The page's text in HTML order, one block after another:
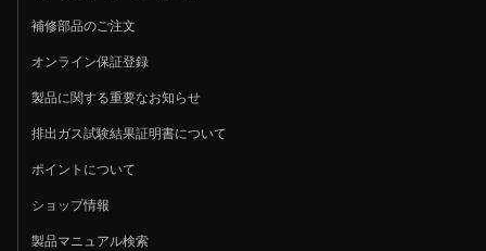
補修部品のご注文
オンライン保証登録
製品に関する重要なお知らせ
排出ガス試験結果証明書について
ポイントについて
ショップ情報
製品マニュアル検索